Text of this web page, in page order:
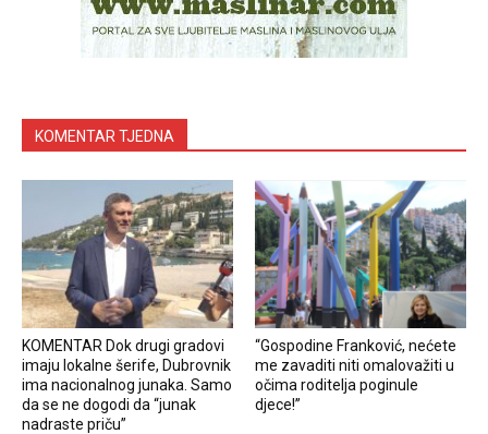
KOMENTAR TJEDNA
KOMENTAR Dok drugi gradovi
imaju lokalne šerife, Dubrovnik
ima nacionalnog junaka. Samo
da se ne dogodi da “junak
nadraste priču”
“Gospodine Franković, nećete
me zavaditi niti omalovažiti u
očima roditelja poginule
djece!”